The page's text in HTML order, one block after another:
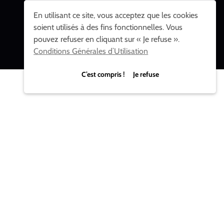
En utilisant ce site, vous acceptez que les cookies
soient utilisés à des fins fonctionnelles. Vous
pouvez refuser en cliquant sur « Je refuse ».
Conditions Générales d’Utilisation
C’est compris ! Je refuse